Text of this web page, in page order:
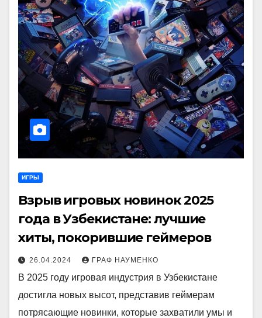
ИГРЫ
Взрыв игровых новинок 2025
года в Узбекистане: лучшие
хиты, покорившие геймеров
26.04.2024 ГРАФ НАУМЕНКО
В 2025 году игровая индустрия в Узбекистане
достигла новых высот, представив геймерам
потрясающие новинки, которые захватили умы и